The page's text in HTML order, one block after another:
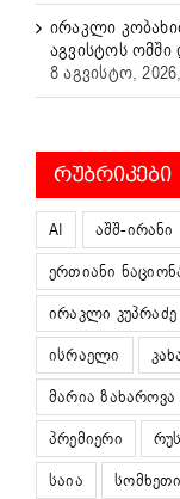
ირაკლი
აგვისტოს ომში
8 აგვისტო,
ᲠᲣᲑᲠᲘᲙᲔᲑᲘ
AI აშშ-ირანი
ერთიანი
ირაკლი კუპრაძე
ისრაელი
მარია ზახაროვა
პრემიერი
საია
სომხეთი